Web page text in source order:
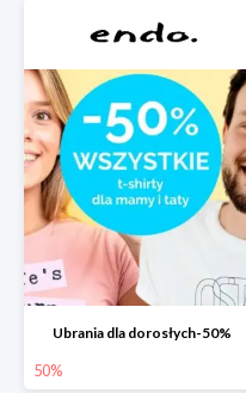
Ubrania dla dorosłych-50%
50%